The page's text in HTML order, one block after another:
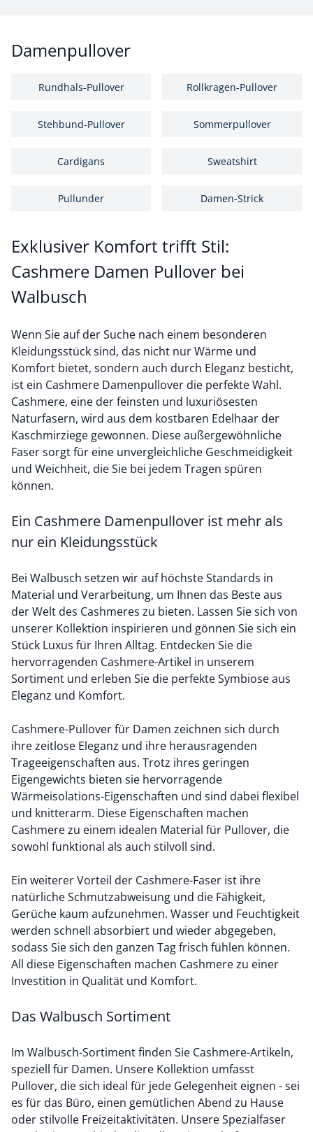
Damenpullover
Rundhals-Pullover Rollkragen-Pullover
Stehbund-Pullover Sommerpullover
Cardigans Sweatshirt
Pullunder Damen-Strick
Exklusiver Komfort trifft Stil:
Cashmere Damen Pullover bei
Walbusch
Wenn Sie auf der Suche nach einem besonderen
Kleidungsstück sind, das nicht nur Wärme und
Komfort bietet, sondern auch durch Eleganz besticht,
ist ein Cashmere Damenpullover die perfekte Wahl.
Cashmere, eine der feinsten und luxuriösesten
Naturfasern, wird aus dem kostbaren Edelhaar der
Kaschmirziege gewonnen. Diese außergewöhnliche
Faser sorgt für eine unvergleichliche Geschmeidigkeit
und Weichheit, die Sie bei jedem Tragen spüren
können.
Ein Cashmere Damenpullover ist mehr als
nur ein Kleidungsstück
Bei Walbusch setzen wir auf höchste Standards in
Material und Verarbeitung, um Ihnen das Beste aus
der Welt des Cashmeres zu bieten. Lassen Sie sich von
unserer Kollektion inspirieren und gönnen Sie sich ein
Stück Luxus für Ihren Alltag. Entdecken Sie die
hervorragenden Cashmere-Artikel in unserem
Sortiment und erleben Sie die perfekte Symbiose aus
Eleganz und Komfort.
Cashmere-Pullover für Damen zeichnen sich durch
ihre zeitlose Eleganz und ihre herausragenden
Trageeigenschaften aus. Trotz ihres geringen
Eigengewichts bieten sie hervorragende
Wärmeisolations-Eigenschaften und sind dabei flexibel
und knitterarm. Diese Eigenschaften machen
Cashmere zu einem idealen Material für Pullover, die
sowohl funktional als auch stilvoll sind.
Ein weiterer Vorteil der Cashmere-Faser ist ihre
natürliche Schmutzabweisung und die Fähigkeit,
Gerüche kaum aufzunehmen. Wasser und Feuchtigkeit
werden schnell absorbiert und wieder abgegeben,
sodass Sie sich den ganzen Tag frisch fühlen können.
All diese Eigenschaften machen Cashmere zu einer
Investition in Qualität und Komfort.
Das Walbusch Sortiment
Im Walbusch-Sortiment finden Sie Cashmere-Artikeln,
speziell für Damen. Unsere Kollektion umfasst
Pullover, die sich ideal für jede Gelegenheit eignen - sei
es für das Büro, einen gemütlichen Abend zu Hause
oder stilvolle Freizeitaktivitäten. Unsere Spezialfaser